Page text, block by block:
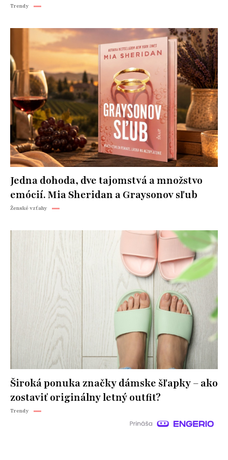
Trendy
Jedna dohoda, dve tajomstvá a množstvo
emócií. Mia Sheridan a Graysonov sľub
Ženské vzťahy
Široká ponuka značky dámske šľapky – ako
zostaviť originálny letný outfit?
Trendy